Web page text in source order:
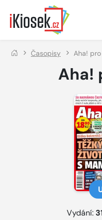
Přejít na hlavní obsah
Časopisy Aha!
Aha!
Vydání: